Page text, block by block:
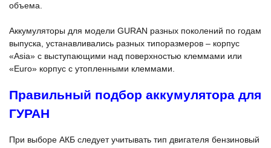
объема.
Аккумуляторы для модели GURAN разных поколений по годам
выпуска, устанавливались разных типоразмеров – корпус
«Asia» с выступающими над поверхностью клеммами или
«Euro» корпус с утопленными клеммами.
Правильный подбор аккумулятора для
ГУРАН
При выборе АКБ следует учитывать тип двигателя бензиновый